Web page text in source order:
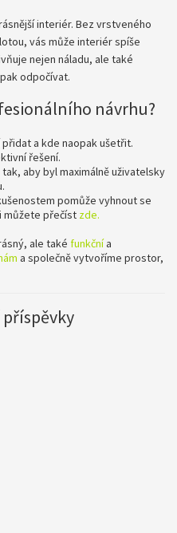
interiér. Bez vrstveného
vás může interiér spíše
nejen náladu, ale také
odpočívat.
návrhu?
a kde naopak ušetřit.
řešení.
aby byl maximálně uživatelsky
pomůže vyhnout se
můžete přečíst zde.
ale také funkčnía
a společně vytvoříme prostor,